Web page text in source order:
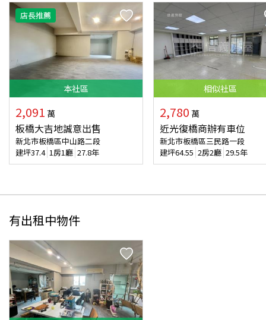
店長推薦
本社區
2,091 萬
板橋大吉地誠意出售
新北市板橋區中山路二段
建坪37.4 1房1廳 27.8年
相似社區
2,780 萬
近光復橋商辦有車位
新北市板橋區三民路一段
建坪64.55 2房2廳 29.5年
有出租中物件